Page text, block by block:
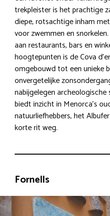
trekpleister is het prachtige
diepe, rotsachtige inham
voor zwemmen en
aan restaurants, bars en
hoogtepunten is de Cova
omgebouwd tot een unieke
onvergetelijke
nabijgelegen archeologische
biedt inzicht in Menorca’s
natuurliefhebbers, het
korte rit weg.
Fornells